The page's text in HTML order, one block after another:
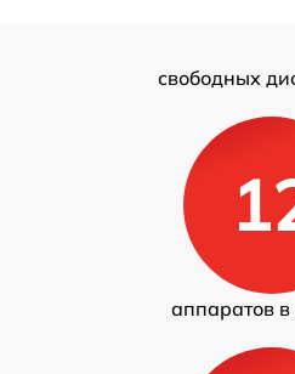
свободных
аппаратов в